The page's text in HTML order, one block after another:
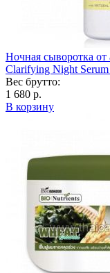
Ночная сыворотка
Clarifying Night Serum
Вес брутто:
1 680 р.
В корзину